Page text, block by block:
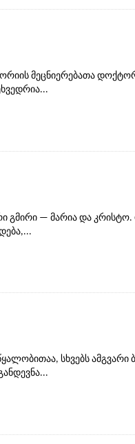
მეცნიერებათა
— მარია და კრისტო.
სხვებს